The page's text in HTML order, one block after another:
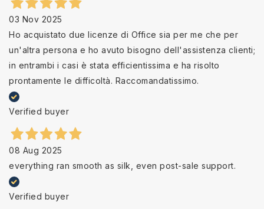
03 Nov 2025
Ho acquistato due licenze di Office sia per me che per
un'altra persona e ho avuto bisogno dell'assistenza clienti;
in entrambi i casi è stata efficientissima e ha risolto
prontamente le difficoltà. Raccomandatissimo.
Verified buyer
08 Aug 2025
everything ran smooth as silk, even post-sale support.
Verified buyer